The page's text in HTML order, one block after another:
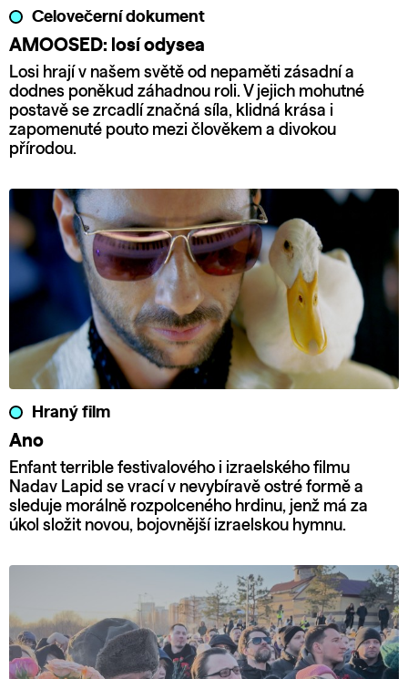
Celovečerní dokument
AMOOSED: losí odysea
Losi hrají v našem světě od nepaměti zásadní a
dodnes poněkud záhadnou roli. V jejich mohutné
postavě se zrcadlí značná síla, klidná krása i
zapomenuté pouto mezi člověkem a divokou
přírodou.
Hraný film
Ano
Enfant terrible festivalového i izraelského filmu
Nadav Lapid se vrací v nevybíravě ostré formě a
sleduje morálně rozpolceného hrdinu, jenž má za
úkol složit novou, bojovnější izraelskou hymnu.